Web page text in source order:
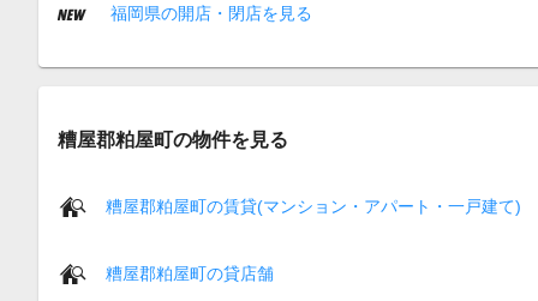
福岡県の開店・閉店を見る
糟屋郡粕屋町の物件を見る
糟屋郡粕屋町の賃貸(マンション・アパート・一戸建て)
糟屋郡粕屋町の貸店舗